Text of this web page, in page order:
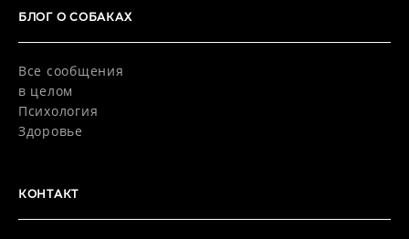
БЛОГ O СОБАКАХ
Все сообщения
в целом
Психология
Здоровье
КОНТАКТ